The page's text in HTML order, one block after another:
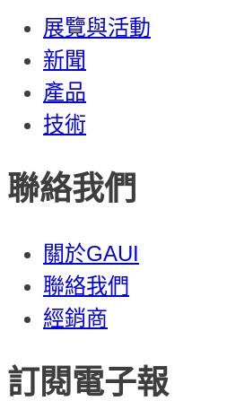
展覽與活動
新聞
產品
技術
聯絡我們
關於GAUI
聯絡我們
經銷商
訂閱電子報